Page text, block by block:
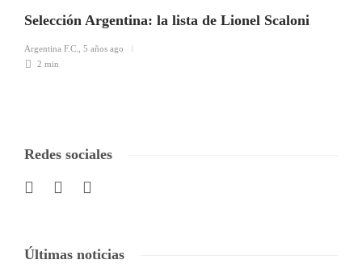
Selección Argentina: la lista de Lionel Scaloni
Argentina F.C.
5 años ago
2 min
Redes sociales
Últimas noticias